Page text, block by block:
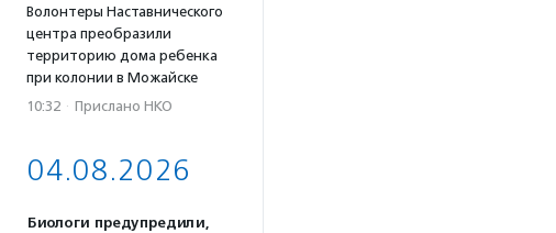
Волонтеры Наставнического
центра преобразили
территорию дома ребенка
при колонии в Можайске
10:32 · Прислано НКО
04.08.2026
Биологи предупредили,